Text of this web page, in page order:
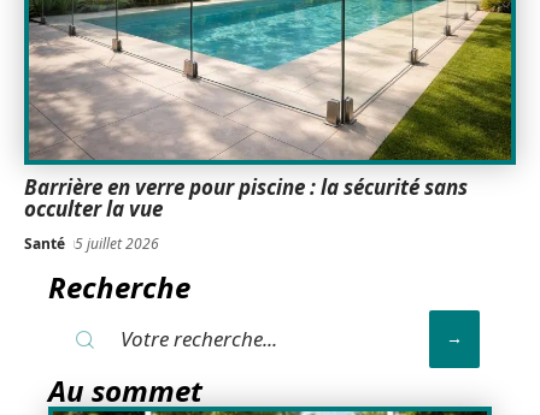
Barrière en verre pour piscine : la sécurité sans
occulter la vue
Santé 5 juillet 2026
Recherche
Au sommet